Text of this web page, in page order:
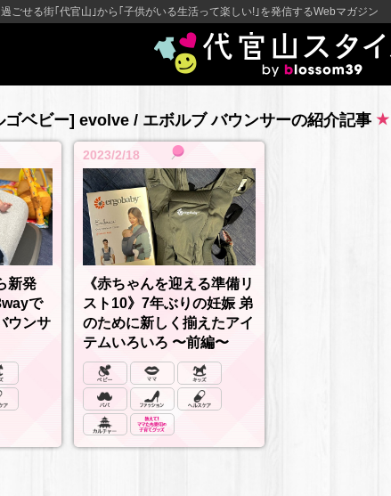
ごせる街｢代官山｣から｢子供がいる生活って楽しい!｣を発信するWebマガジン
ゴベビー] evolve / エボルブ バウンサーの紹介記事
新発
で
ウンサ
2023/2/18
《赤ちゃんを迎える準備リ
スト10》7年ぶりの妊娠 弟
のために新しく揃えたアイ
テムいろいろ 〜前編〜